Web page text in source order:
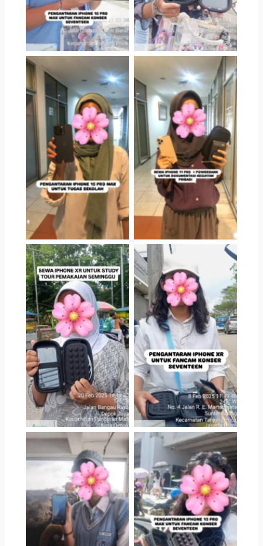
Serag Terima Sewa
iPhone 15 Pro Max
TransGO
Serah Terima Sewa
iPhone 11 Pro
TransGO
Serah Terima Sewa
iPhone TransGO
Serah Terima Sewa
iPhone XR Konser
Seventeen
Serah Terima Sewa
iPhone XR Konser
Seventeen
Serah Terima Sewa
iPhone 13 Pro Max
Konser Seventeen